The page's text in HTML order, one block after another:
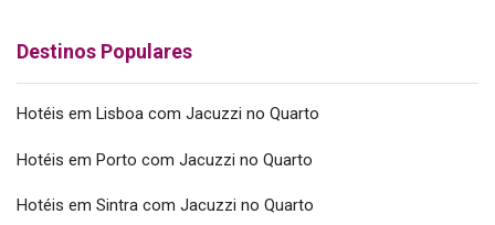
Destinos Populares
Hotéis em Lisboa com Jacuzzi no Quarto
Hotéis em Porto com Jacuzzi no Quarto
Hotéis em Sintra com Jacuzzi no Quarto